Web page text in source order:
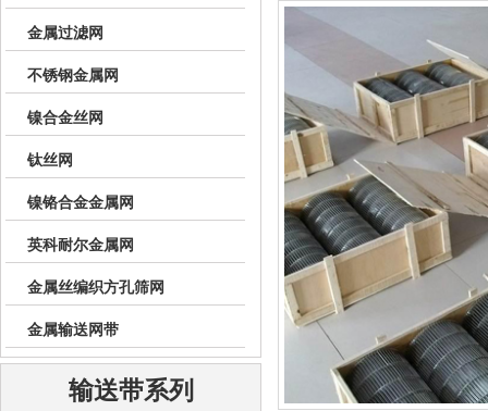
金属过滤网
不锈钢金属网
镍合金丝网
钛丝网
镍铬合金金属网
英科耐尔金属网
金属丝编织方孔筛网
金属输送网带
输送带系列